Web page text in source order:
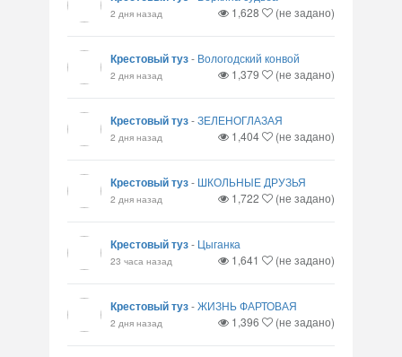
2 дня назад 1,628 (не задано)
Крестовый туз- Вологодский конвой
2 дня назад 1,379 (не задано)
Крестовый туз-ЗЕЛЕНОГЛАЗАЯ
2 дня назад 1,404 (не задано)
Крестовый туз- ШКОЛЬНЫЕ ДРУЗЬЯ
2 дня назад 1,722 (не задано)
Крестовый туз- Цыганка
23 часа назад 1,641 (не задано)
Крестовый туз-ЖИЗНЬ ФАРТОВАЯ
2 дня назад 1,396 (не задано)